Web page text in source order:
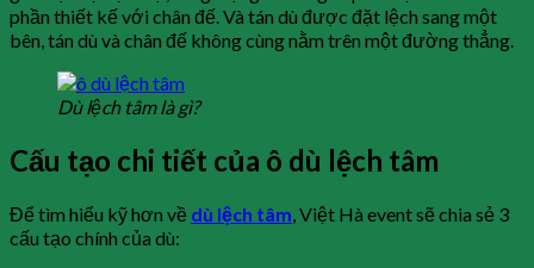
phần thiết kế với chân đế. Và tán dù được đặt lệch sang một
bên, tán dù và chân đế không cùng nằm trên một đường thẳng.
Dù lệch tâm là gì?
Cấu tạo chi tiết của ô dù lệch tâm
Để tìm hiểu kỹ hơn về dù lệch tâm, Việt Hà event sẽ chia sẻ 3
cấu tạo chính của dù: